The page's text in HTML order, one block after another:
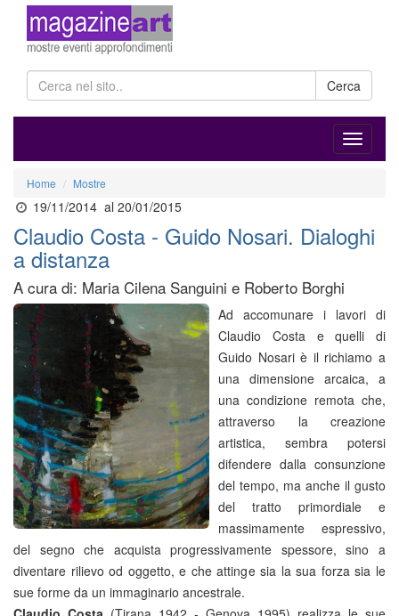
Cerca
Home Mostre
19/11/2014 al 20/01/2015
Claudio Costa - Guido Nosari. Dialoghi
a distanza
A cura di: Maria Cilena Sanguini e Roberto Borghi
Ad accomunare i lavori di
Claudio Costa e quelli di
Guido Nosari è il richiamo a
una dimensione arcaica, a
una condizione remota che,
attraverso la creazione
artistica, sembra potersi
difendere dalla consunzione
del tempo, ma anche il gusto
del tratto primordiale e
massimamente espressivo,
del segno che acquista progressivamente spessore, sino a
diventare rilievo od oggetto, e che attinge sia la sua forza sia le
sue forme da un immaginario ancestrale.